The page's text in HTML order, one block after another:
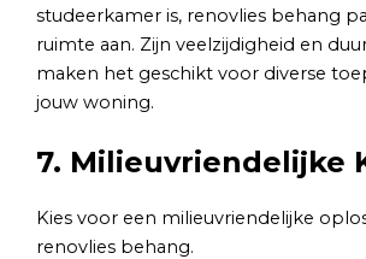
studeerkamer is, renovlies behang
ruimte aan. Zijn veelzijdigheid en
maken het geschikt voor diverse
jouw woning.
7. Milieuvriendelijke
Kies voor een milieuvriendelijke
renovlies behang.